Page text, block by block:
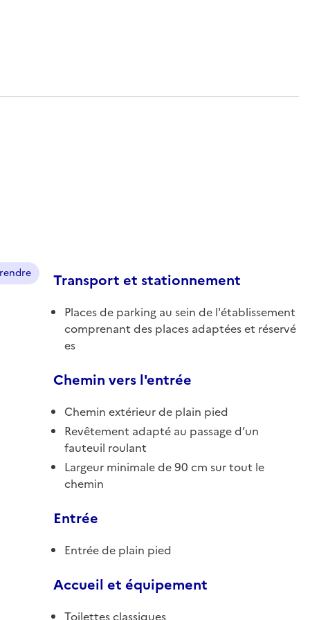
Transport et stationnement
Places de parking au sein de l'établissement
comprenant des places adaptées et réservé
es
Chemin vers l'entrée
Chemin extérieur de plain pied
Revêtement adapté au passage d’un
fauteuil roulant
Largeur minimale de 90 cm sur tout le
chemin
Entrée
Entrée de plain pied
Accueil et équipement
Toilettes classiques